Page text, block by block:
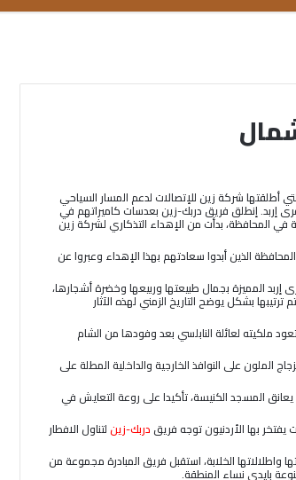
أطلقتها شركة زين للإتصالات لدعم المسار السياحي
إربد. إنطلق فريق دربك-زين بعدسات كاميراتهم في
المحافظة، بدأت من الإهداء التذكاري لشركة زين
الذين أبدوا سعادتهم بهذا الإهداء وعبروا عن
إربد المميزة بجمال طبيعتها وربيعها وخضرة أشجارها،
بشكل يوضح التاريخ الزمني لهذه الآثار
تعود ملكيته لعائلة النابلسي بعد وفودها من الشام
الملون على النوافذ الخارجية والداخلية المطلة على
المسجد الكنيسة، تأكيدا على روعة التعايش في
يفتخر بها الأردنيون توجه فريقدربك-زينلتناول الافطار
الخلابة، استقبل فريق المبادرة مجموعة من
بايدي نساء المنطقة.